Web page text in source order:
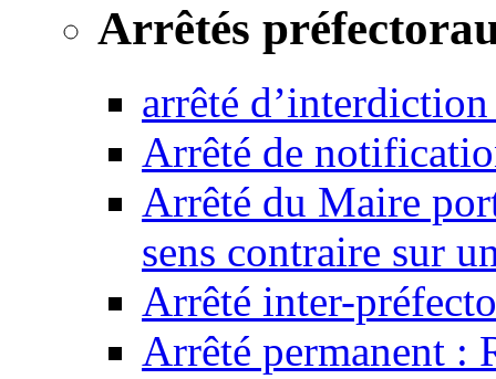
Arrêtés
arrêté
Arrêté de
Arrêté du Maire
sens contraire sur
Arrêté inter-
Arrêté permanent :